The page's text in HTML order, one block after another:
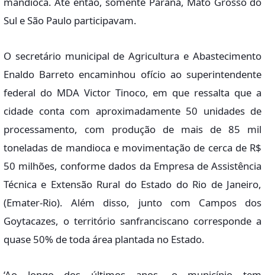
Sul e São Paulo participavam.
O secretário municipal de Agricultura e Abastecimento
Enaldo Barreto encaminhou ofício ao superintendente
federal do MDA Victor Tinoco, em que ressalta que a
cidade conta com aproximadamente 50 unidades de
processamento, com produção de mais de 85 mil
toneladas de mandioca e movimentação de cerca de R$
50 milhões, conforme dados da Empresa de Assistência
Técnica e Extensão Rural do Estado do Rio de Janeiro,
(Emater-Rio). Além disso, junto com Campos dos
Goytacazes, o território sanfranciscano corresponde a
quase 50% de toda área plantada no Estado.